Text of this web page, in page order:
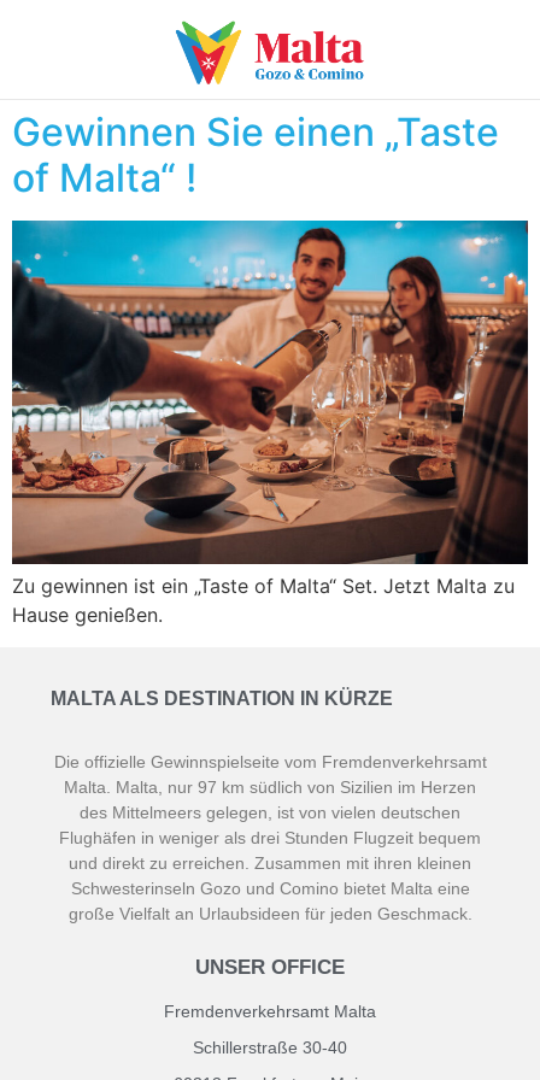
Gewinnen Sie einen „Taste
of Malta“ !
Zu gewinnen ist ein „Taste of Malta“ Set. Jetzt Malta zu
Hause genießen.
MALTA ALS DESTINATION IN KÜRZE
Die offizielle Gewinnspielseite vom Fremdenverkehrsamt
Malta. Malta, nur 97 km südlich von Sizilien im Herzen
des Mittelmeers gelegen, ist von vielen deutschen
Flughäfen in weniger als drei Stunden Flugzeit bequem
und direkt zu erreichen. Zusammen mit ihren kleinen
Schwesterinseln Gozo und Comino bietet Malta eine
große Vielfalt an Urlaubsideen für jeden Geschmack.
UNSER OFFICE
Fremdenverkehrsamt Malta
Schillerstraße 30-40